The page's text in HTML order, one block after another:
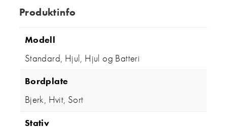
Produktinfo
Modell
Standard, Hjul, Hjul og Batteri
Bordplate
Bjerk, Hvit, Sort
Stativ